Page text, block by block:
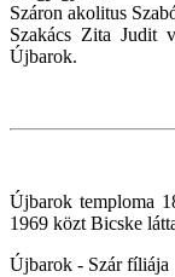
Száron akolitus
Szakács Zita Judit
Újbarok.
Újbarok temploma
1969 közt Bicske
Újbarok - Szár